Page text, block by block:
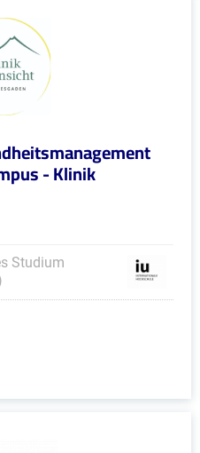
- Klinik
Studium